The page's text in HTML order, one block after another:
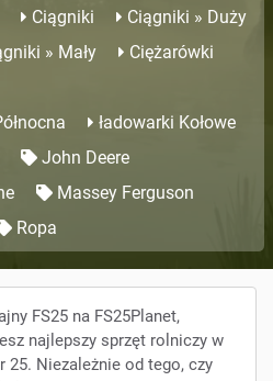
Ciągniki
Ciągniki » Duży
» Mały
Ciężarówki
ładowarki Kołowe
John Deere
Massey Ferguson
Ropa
FS25 na FS25Planet,
najlepszy sprzęt rolniczy w
Niezależnie od tego, czy